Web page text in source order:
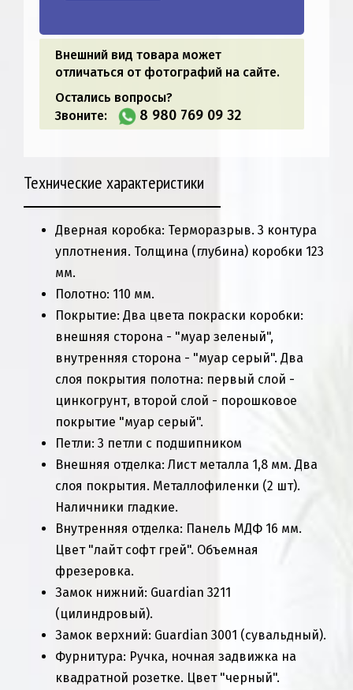
Внешний вид товара может
отличаться от фотографий на сайте.
Остались вопросы?
Звоните:
8 980 769 09 32
Технические характеристики
Дверная коробка: Терморазрыв. 3 контура
уплотнения. Толщина (глубина) коробки 123
мм.
Полотно: 110 мм.
Покрытие: Два цвета покраски коробки:
внешняя сторона - "муар зеленый",
внутренняя сторона - "муар серый". Два
слоя покрытия полотна: первый слой -
цинкогрунт, второй слой - порошковое
покрытие "муар серый".
Петли: 3 петли с подшипником
Внешняя отделка: Лист металла 1,8 мм. Два
слоя покрытия. Металлофиленки (2 шт).
Наличники гладкие.
Внутренняя отделка: Панель МДФ 16 мм.
Цвет "лайт софт грей". Объемная
фрезеровка.
Замок нижний: Guardian 3211
(цилиндровый).
Замок верхний: Guardian 3001 (сувальдный).
Фурнитура: Ручка, ночная задвижка на
квадратной розетке. Цвет "черный".